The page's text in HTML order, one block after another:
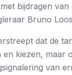
bijdragen
Bruno
dat de
kiezen, maar
van